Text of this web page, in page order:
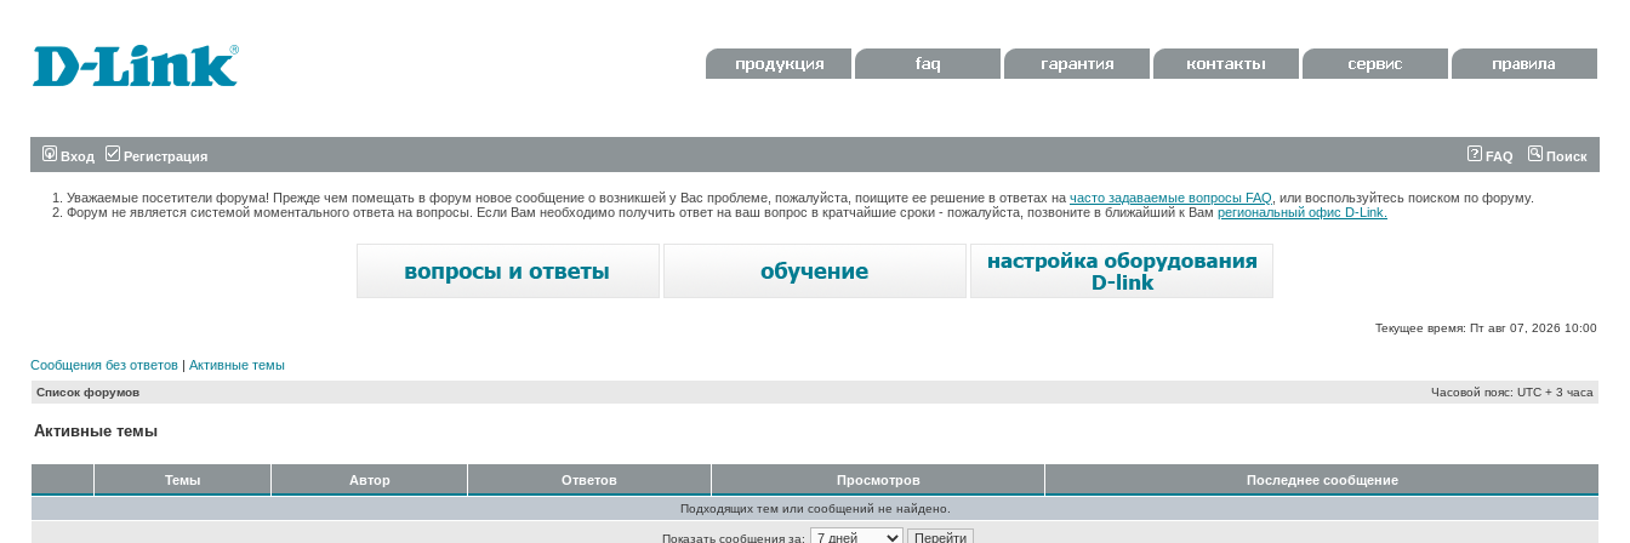
Вход Регистрация FAQ Поиск
Уважаемые посетители форума! Прежде чем помещать в форум новое сообщение о возникшей у Вас проблеме, пожалуйста, поищите ее решение в ответах на часто задаваемые вопросы FAQ , или воспользуйтесь поиском по форуму.
Форум не является системой моментального ответа на вопросы. Если Вам необходимо получить ответ на ваш вопрос в кратчайшие сроки - пожалуйста, позвоните в ближайший к Вам региональный офис D-Link.
Текущее время: Пт авг 07, 2026 10:00
Сообщения без ответов | Активные темы
Список форумов Часовой пояс: UTC + 3 часа
Активные темы
Темы Автор Ответов Просмотров Последнее сообщение
Подходящих тем или сообщений не найдено.
Показать сообщения за: